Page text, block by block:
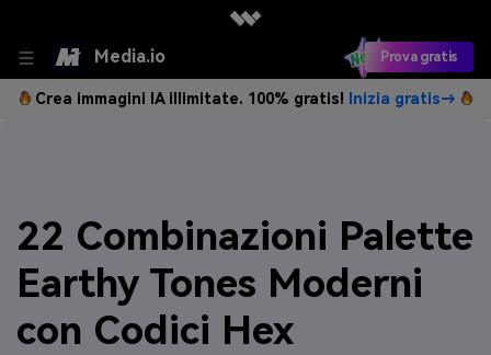
Media.io Prova gratis
Crea immagini IA illimitate. 100% gratis! Inizia gratis→
22 Combinazioni Palette
Earthy Tones Moderni
con Codici Hex